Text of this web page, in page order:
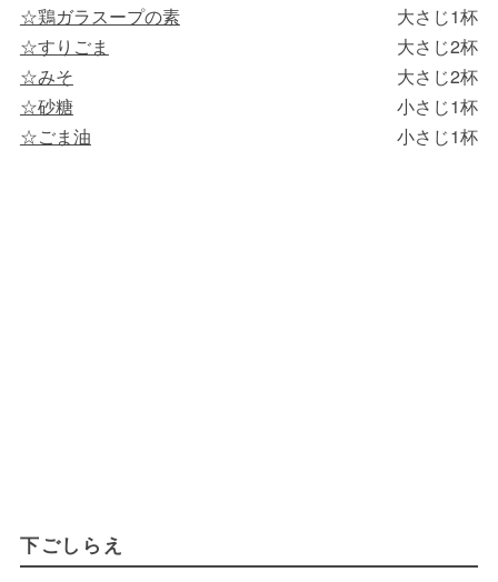
☆鶏ガラスープの素
大さじ1杯
☆すりごま
大さじ2杯
☆みそ
大さじ2杯
☆砂糖
小さじ1杯
☆ごま油
小さじ1杯
下ごしらえ